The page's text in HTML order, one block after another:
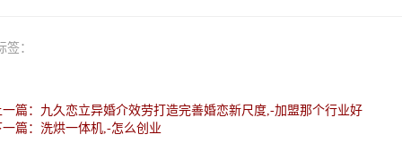
签：
一篇：九久恋立异婚介效劳打造完善婚恋新尺度,-加盟那个行业好
一篇：洗烘一体机,-怎么创业